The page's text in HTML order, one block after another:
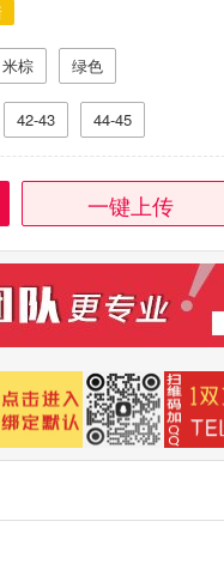
米棕 绿色
42-43 44-45
一键上传